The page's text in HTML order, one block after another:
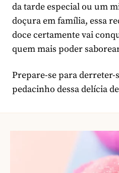
da tarde especial ou um
doçura em família, essa
doce certamente vai
quem mais poder
Prepare-se para derreter-
pedacinho dessa delícia